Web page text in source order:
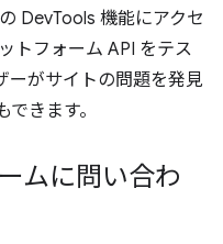
DevTools 機能にアクセ
トフォーム API をテス
ーがサイトの問題を発見
きます。
ムに問い合わ